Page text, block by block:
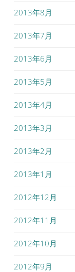
2013年8月
2013年7月
2013年6月
2013年5月
2013年4月
2013年3月
2013年2月
2013年1月
2012年12月
2012年11月
2012年10月
2012年9月